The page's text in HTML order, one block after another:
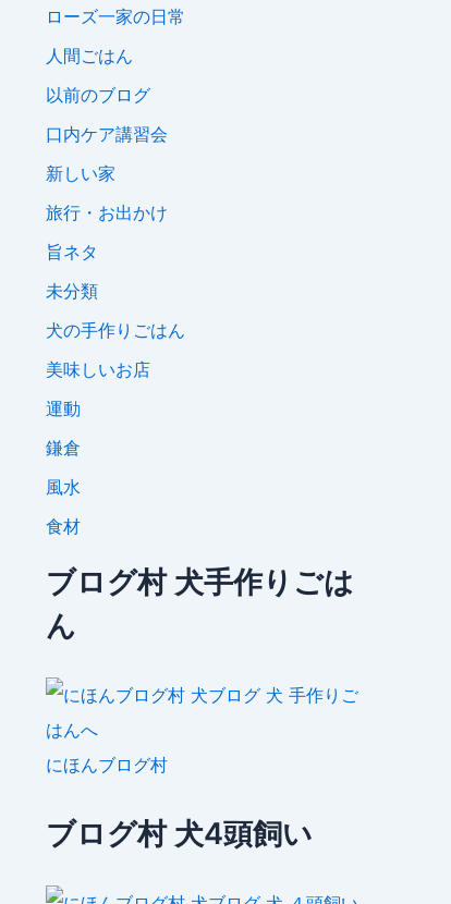
ローズ一家の日常
人間ごはん
以前のブログ
口内ケア講習会
新しい家
旅行・お出かけ
旨ネタ
未分類
犬の手作りごはん
美味しいお店
運動
鎌倉
風水
食材
ブログ村 犬手作りごは
ん
にほんブログ村
ブログ村 犬4頭飼い